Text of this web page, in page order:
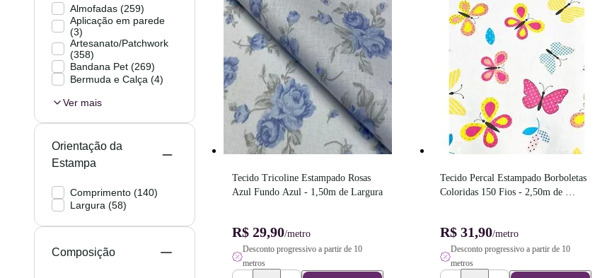
Almofadas (259)
Aplicação em parede
(3)
Artesanato/Patchwork
(358)
Bandana Pet (269)
Bermuda e Calça (4)
Ver mais
Orientação da
Estampa
Comprimento (140)
Largura (58)
Composição
Tecido Tricoline Estampado Rosas
Azul Fundo Azul - 1,50m de Largura
R$ 29,90/metro
Desconto progressivo a partir de 10
metros
Tecido Percal Estampado Borboletas
Coloridas 150 Fios - 2,50m de
R$ 31,90/metro
Desconto progressivo a partir de 10
metros